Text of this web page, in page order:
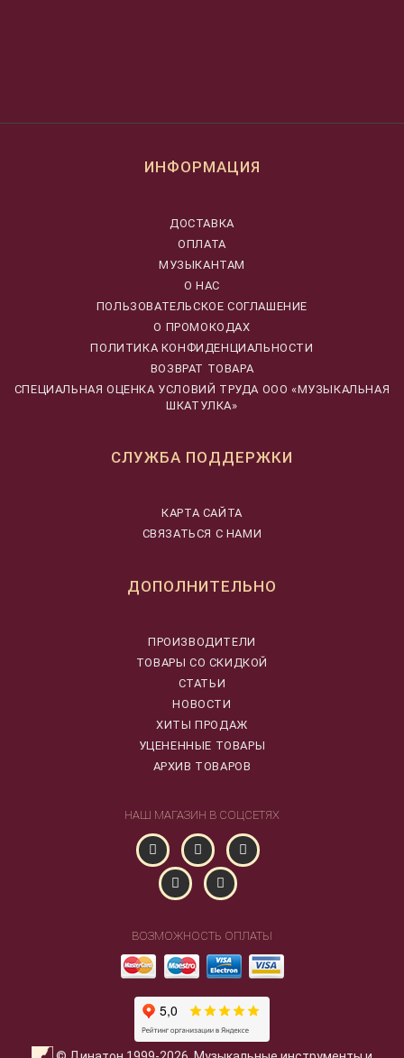
ИНФОРМАЦИЯ
ДОСТАВКА
ОПЛАТА
МУЗЫКАНТАМ
О НАС
ПОЛЬЗОВАТЕЛЬСКОЕ СОГЛАШЕНИЕ
О ПРОМОКОДАХ
ПОЛИТИКА КОНФИДЕНЦИАЛЬНОСТИ
ВОЗВРАТ ТОВАРА
CПЕЦИАЛЬНАЯ ОЦЕНКА УСЛОВИЙ ТРУДА ООО «МУЗЫКАЛЬНАЯ
ШКАТУЛКА»
СЛУЖБА ПОДДЕРЖКИ
КАРТА САЙТА
СВЯЗАТЬСЯ С НАМИ
ДОПОЛНИТЕЛЬНО
ПРОИЗВОДИТЕЛИ
ТОВАРЫ СО СКИДКОЙ
СТАТЬИ
НОВОСТИ
ХИТЫ ПРОДАЖ
УЦЕНЕННЫЕ ТОВАРЫ
АРХИВ ТОВАРОВ
НАШ МАГАЗИН В СОЦСЕТЯХ
ВОЗМОЖНОСТЬ ОПЛАТЫ